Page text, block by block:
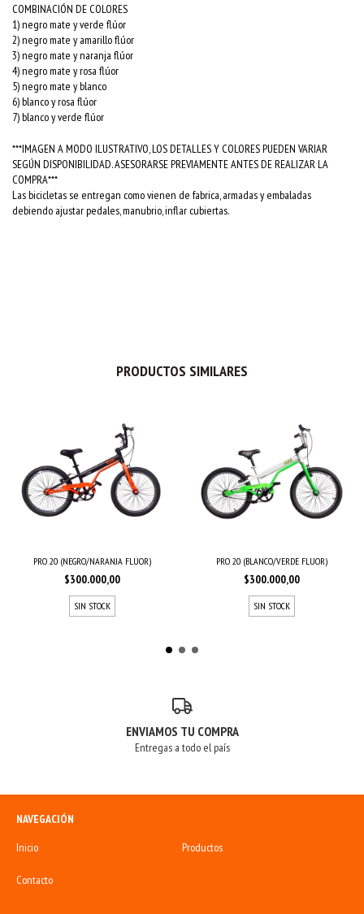
COMBINACIÓN DE COLORES
1) negro mate y verde flúor
2) negro mate y amarillo flúor
3) negro mate y naranja flúor
4) negro mate y rosa flúor
5) negro mate y blanco
6) blanco y rosa flúor
7) blanco y verde flúor
***IMAGEN A MODO ILUSTRATIVO, LOS DETALLES Y COLORES PUEDEN VARIAR
SEGÚN DISPONIBILIDAD. ASESORARSE PREVIAMENTE ANTES DE REALIZAR LA
COMPRA***
Las bicicletas se entregan como vienen de fabrica, armadas y embaladas
debiendo ajustar pedales, manubrio, inflar cubiertas.
PRODUCTOS SIMILARES
PRO 20 (NEGRO/NARANJA FLUOR)
$300.000,00
SIN STOCK
PRO 20 (BLANCO/VERDE FLUOR)
$300.000,00
SIN STOCK
ENVIAMOS TU COMPRA
Entregas a todo el país
NAVEGACIÓN
Inicio
Productos
Contacto